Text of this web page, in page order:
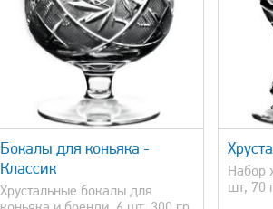
Бокалы для коньяка -
Классик
Хрустальные бокалы для
быстрый просмотр
Набор
шт, 70